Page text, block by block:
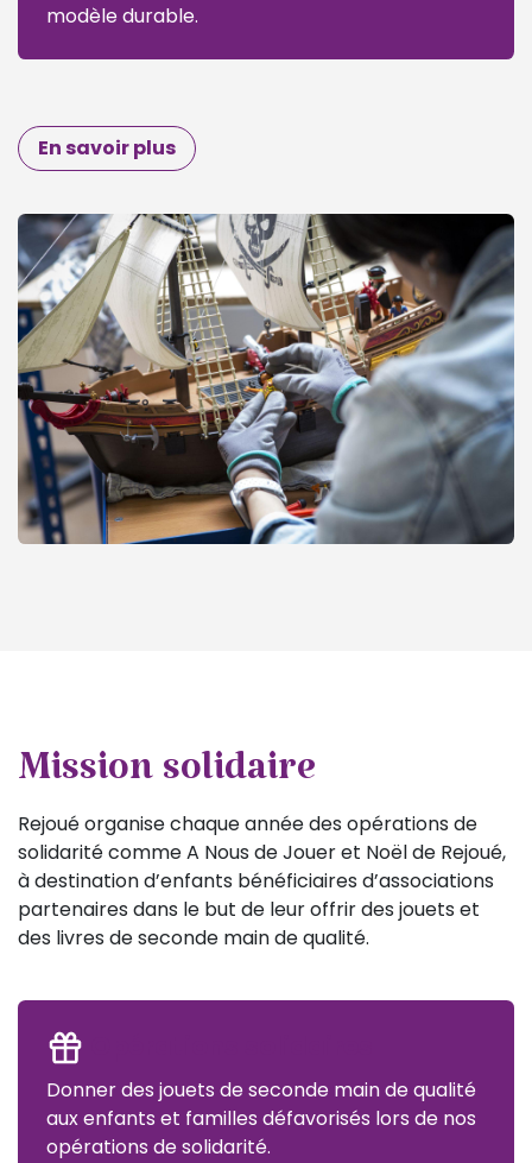
modèle durable.
En savoir plus
Mission solidaire
Rejoué organise chaque année des opérations de
solidarité comme A Nous de Jouer et Noël de Rejoué,
à destination d’enfants bénéficiaires d’associations
partenaires dans le but de leur offrir des jouets et
des livres de seconde main de qualité.
Donner des jouets de seconde main de qualité
aux enfants et familles défavorisés lors de nos
opérations de solidarité.